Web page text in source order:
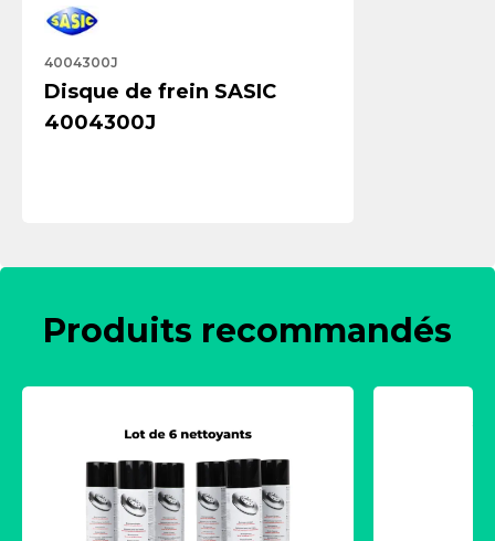
4004300J
Disque de frein SASIC
4004300J
Produits recommandés